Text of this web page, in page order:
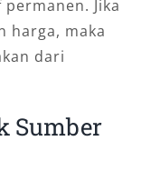
Jika
harga, maka
dari
Sumber